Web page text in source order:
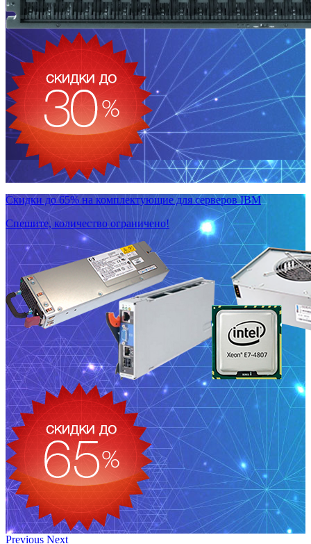
Скидки до 65% на комплектующие для серверов IBM
Спешите, количество ограничено!
Previous Next